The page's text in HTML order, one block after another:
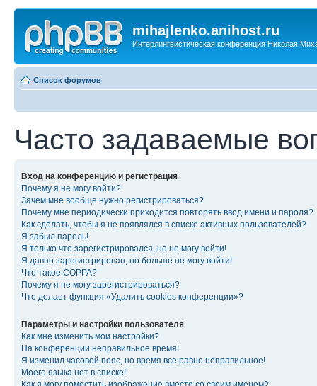
mihajlenko.anihost.ru
Интерлингвистическая конференция Николая
Список форумов
Часто задаваемые
Вход на конференцию и регистрация
Почему я не могу войти?
Зачем мне вообще нужно регистрироваться?
Почему мне периодически приходится повторять ввод имени и пароля?
Как сделать, чтобы я не появлялся в списке активных пользователей?
Я забыл пароль!
Я только что зарегистрировался, но не могу войти!
Я давно зарегистрирован, но больше не могу войти!
Что такое COPPA?
Почему я не могу зарегистрироваться?
Что делает функция «Удалить cookies конференции»?
Параметры и настройки пользователя
Как мне изменить мои настройки?
На конференции неправильное время!
Я изменил часовой пояс, но время все равно неправильное!
Моего языка нет в списке!